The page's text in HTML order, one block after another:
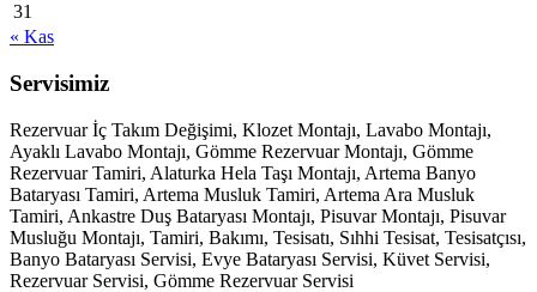
31
« Kas
Servisimiz
Rezervuar İç Takım Değişimi, Klozet Montajı, Lavabo Montajı,
Ayaklı Lavabo Montajı, Gömme Rezervuar Montajı, Gömme
Rezervuar Tamiri, Alaturka Hela Taşı Montajı, Artema Banyo
Bataryası Tamiri, Artema Musluk Tamiri, Artema Ara Musluk
Tamiri, Ankastre Duş Bataryası Montajı, Pisuvar Montajı, Pisuvar
Musluğu Montajı, Tamiri, Bakımı, Tesisatı, Sıhhi Tesisat, Tesisatçısı,
Banyo Bataryası Servisi, Evye Bataryası Servisi, Küvet Servisi,
Rezervuar Servisi, Gömme Rezervuar Servisi